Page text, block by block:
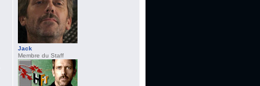
Jack
Membre du Staff